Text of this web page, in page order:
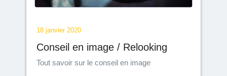
18 janvier 2020
Conseil en image / Relooking
Tout savoir sur le conseil en image